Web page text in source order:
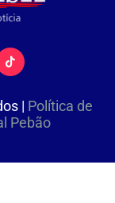
| Política de
Pebão